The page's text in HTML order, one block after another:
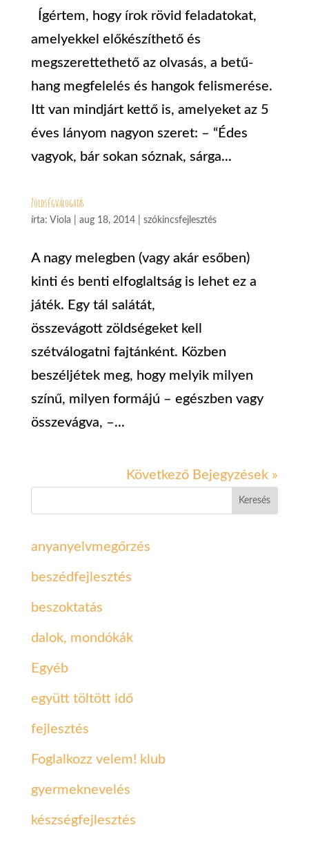
Ígértem, hogy írok rövid feladatokat,
amelyekkel előkészíthető és
megszerettethető az olvasás, a betű-
hang megfelelés és hangok felismerése.
Itt van mindjárt kettő is, amelyeket az 5
éves lányom nagyon szeret: – “Édes
vagyok, bár sokan sóznak, sárga...
Zöldségválogatás
írta: Viola aug 18, 2014| szókincsfejlesztés
A nagy melegben (vagy akár esőben)
kinti és benti elfoglaltság is lehet ez a
játék. Egy tál salátát,
összevágott zöldségeket kell
szétválogatni fajtánként. Közben
beszéljétek meg, hogy melyik milyen
színű, milyen formájú – egészben vagy
összevágva, –...
Következő Bejegyzések »
Keresés
anyanyelvmegőrzés
beszédfejlesztés
beszoktatás
dalok, mondókák
Egyéb
együtt töltött idő
fejlesztés
Foglalkozz velem! klub
gyermeknevelés
készségfejlesztés